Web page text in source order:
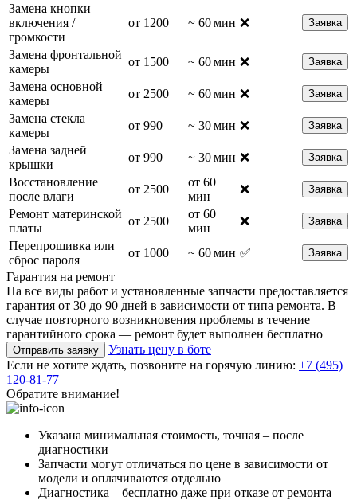
Замена кнопки
включения /
громкости
от 1200 ~ 60 мин ❌ Заявка
Замена фронтальной
камеры
от 1500 ~ 60 мин ❌ Заявка
Замена основной
камеры
от 2500 ~ 60 мин ❌ Заявка
Замена стекла
камеры
от 990 ~ 30 мин ❌ Заявка
Замена задней
крышки
от 990 ~ 30 мин ❌ Заявка
Восстановление
после влаги
от 2500
от 60
мин
❌ Заявка
Ремонт материнской
платы
от 2500
от 60
мин
❌ Заявка
Перепрошивка или
сброс пароля
от 1000 ~ 60 мин ✅ Заявка
Гарантия на ремонт
На все виды работ и установленные запчасти предоставляется
гарантия от 30 до 90 дней в зависимости от типа ремонта. В
случае повторного возникновения проблемы в течение
гарантийного срока — ремонт будет выполнен бесплатно
Отправить заявку
Узнать цену в боте
Если не хотите ждать, позвоните на горячую линию: +7 (495)
120-81-77
Обратите внимание!
Указана минимальная стоимость, точная – после
диагностики
Запчасти могут отличаться по цене в зависимости от
модели и оплачиваются отдельно
Диагностика – бесплатно даже при отказе от ремонта